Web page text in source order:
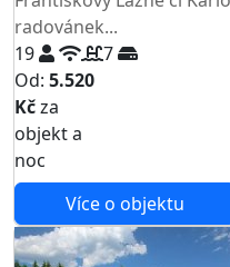
radovánek...
19
7
Od: 5.520
Kčza
objekt a
noc
Více o objektu